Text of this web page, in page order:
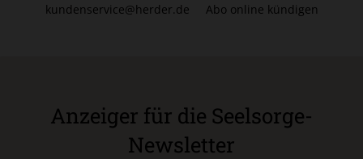
kundenservice@herder.de
Abo online kündigen
Anzeiger für die Seelsorge-
Newsletter